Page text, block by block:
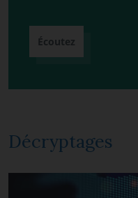
Écoutez
Décryptages